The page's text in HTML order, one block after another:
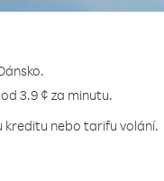
3.9 ¢ za minutu.
kreditu nebo tarifu volání.